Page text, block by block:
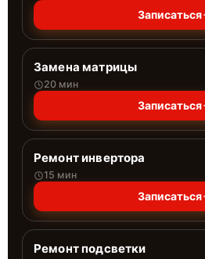
Записаться
Замена матрицы
20 мин
Записаться
Ремонт инвертора
15 мин
Записаться
Ремонт подсветки